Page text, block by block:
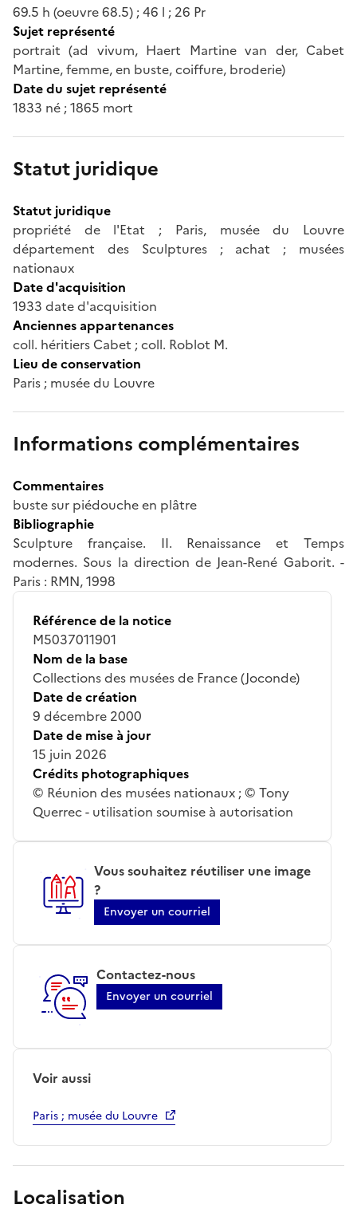
69.5 h (oeuvre 68.5) ; 46 l ; 26 Pr
Sujet représenté
portrait (ad vivum, Haert Martine van der, Cabet
Martine, femme, en buste, coiffure, broderie)
Date du sujet représenté
1833 né ; 1865 mort
Statut juridique
Statut juridique
propriété de l'Etat ; Paris, musée du Louvre
département des Sculptures ; achat ; musées
nationaux
Date d'acquisition
1933 date d'acquisition
Anciennes appartenances
coll. héritiers Cabet ; coll. Roblot M.
Lieu de conservation
Paris ; musée du Louvre
Informations complémentaires
Commentaires
buste sur piédouche en plâtre
Bibliographie
Sculpture française. II. Renaissance et Temps
modernes. Sous la direction de Jean-René Gaborit. -
Paris : RMN, 1998
Référence de la notice
M5037011901
Nom de la base
Collections des musées de France (Joconde)
Date de création
9 décembre 2000
Date de mise à jour
15 juin 2026
Crédits photographiques
© Réunion des musées nationaux ; © Tony
Querrec - utilisation soumise à autorisation
Vous souhaitez réutiliser une image
?
Envoyer un courriel
Contactez-nous
Envoyer un courriel
Voir aussi
Paris ; musée du Louvre
Localisation